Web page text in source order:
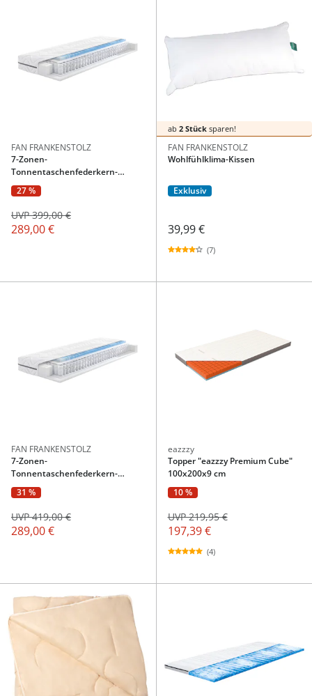
FAN FRANKENSTOLZ
7-Zonen-
Tonnentaschenfederkern-
Matratze Megax Premium Top T
H2 - 90x200 cm
27 %
289,00 €
UVP 399,00 €
ab 2 Stücksparen!
FAN FRANKENSTOLZ
Wohlfühlklima-Kissen
Exklusiv
39,99 €
(7)
FAN FRANKENSTOLZ
7-Zonen-
Tonnentaschenfederkern-
Matratze Megax Premium Top T
H3 - 90x200 cm
31 %
289,00 €
UVP 419,00 €
eazzzy
Topper "eazzzy Premium Cube"
100x200x9 cm
10 %
197,39 €
UVP 219,95 €
(4)